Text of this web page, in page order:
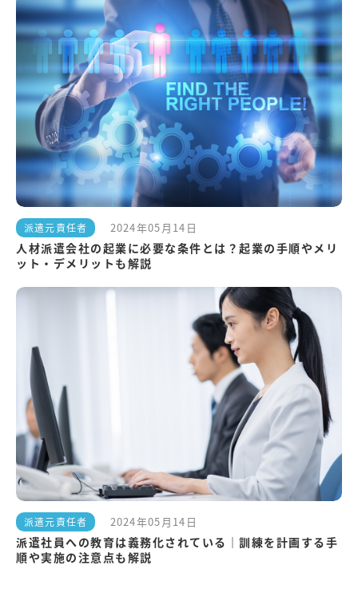
派遣元責任者 2024年05月14日
人材派遣会社の起業に必要な条件とは？起業の手順やメリ
ット・デメリットも解説
派遣元責任者 2024年05月14日
派遣社員への教育は義務化されている｜訓練を計画する手
順や実施の注意点も解説